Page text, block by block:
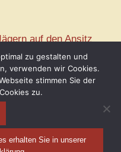
auf den Ansitz
zu gestalten und
verwenden wir Cookies.
stimmen Sie der
zu.
erhalten Sie in unserer